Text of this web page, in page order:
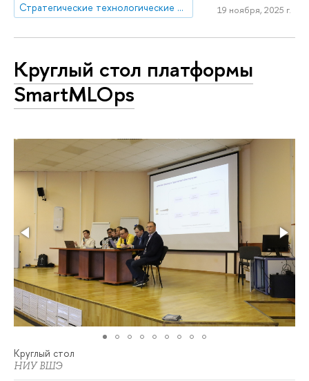
Стратегические технологические проекты
19 ноября, 2025 г.
Круглый стол платформы
SmartMLOps
Круглый стол
НИУ ВШЭ